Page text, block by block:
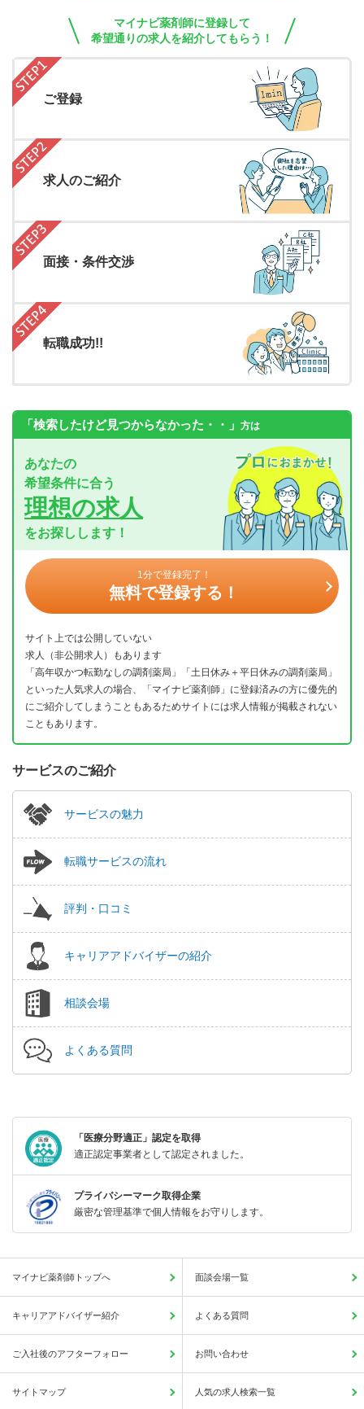
マイナビ薬剤師に登録して
希望通りの求人を紹介してもらう！
ご登録
求人のご紹介
面接・条件交渉
転職成功!!
「検索したけど見つからなかった・・」 方は
あなたの
希望条件に合う
理想の求人
をお探しします！
1分で登録完了！
無料で登録する！
サイト上では公開していない
求人（非公開求人）もあります
「高年収かつ転勤なしの調剤薬局」「土日休み＋平日休みの調剤薬局」
といった人気求人の場合、「マイナビ薬剤師」に登録済みの方に優先的
にご紹介してしまうこともあるためサイトには求人情報が掲載されない
こともあります。
サービスのご紹介
サービスの魅力
転職サービスの流れ
評判・口コミ
キャリアアドバイザーの紹介
相談会場
よくある質問
「医療分野適正」認定を取得
適正認定事業者として認定されました。
プライバシーマーク取得企業
厳密な管理基準で個人情報をお守りします。
マイナビ薬剤師トップへ 面談会場一覧
キャリアアドバイザー紹介 よくある質問
ご入社後のアフターフォロー お問い合わせ
サイトマップ 人気の求人検索一覧